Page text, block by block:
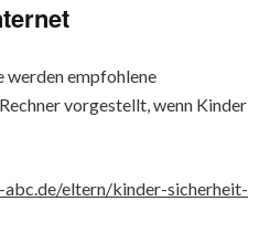
werden empfohlene
vorgestellt, wenn Kinder
eltern/kinder-sicherheit-